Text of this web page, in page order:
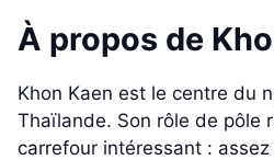
À propos de
Khon Kaen est le centre du
Thaïlande. Son rôle de pôle
carrefour intéressant :